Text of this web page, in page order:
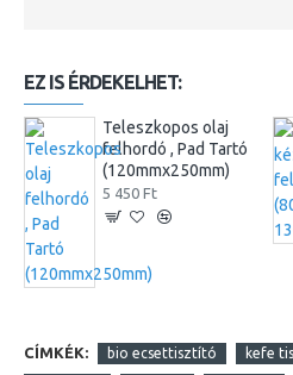
EZ IS ÉRDEKELHET:
Teleszkopos olaj
felhordó , Pad Tartó
(120mmx250mm)
5 450 Ft
CÍMKÉK: bio ecsettisztító kefe